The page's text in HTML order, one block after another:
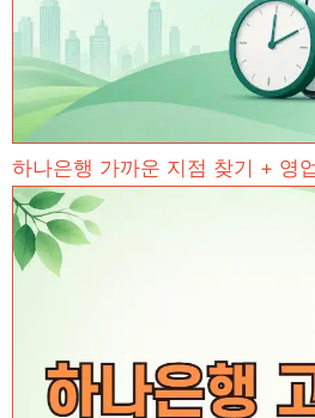
하나은행 가까운 지점 찾기 + 영